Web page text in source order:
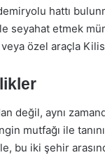
hattı
seyahat etmek
özel araçla
değil, aynı
mutfağı ile
bu iki şehir